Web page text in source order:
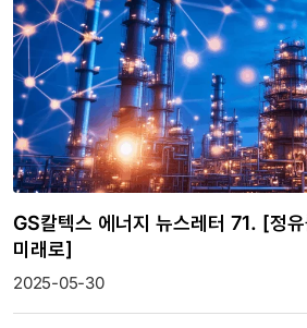
GS칼텍스 에너지 뉴스레터 71. [정
미래로]
2025-05-30